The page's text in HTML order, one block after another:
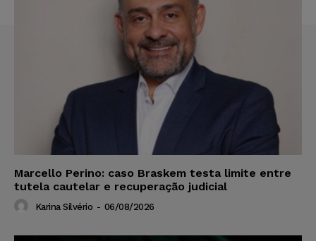
Marcello Perino: caso Braskem testa limite entre
tutela cautelar e recuperação judicial
Karina Silvério - 06/08/2026